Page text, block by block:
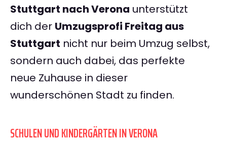
Stuttgart nach Verona unterstützt
dich der Umzugsprofi Freitag aus
Stuttgart nicht nur beim Umzug selbst,
sondern auch dabei, das perfekte
neue Zuhause in dieser
wunderschönen Stadt zu finden.
SCHULEN UND KINDERGÄRTEN IN VERONA